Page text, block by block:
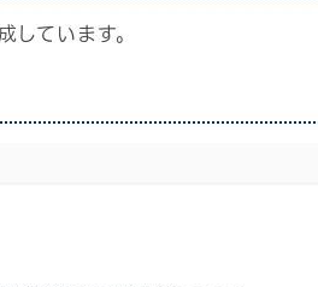
しています。